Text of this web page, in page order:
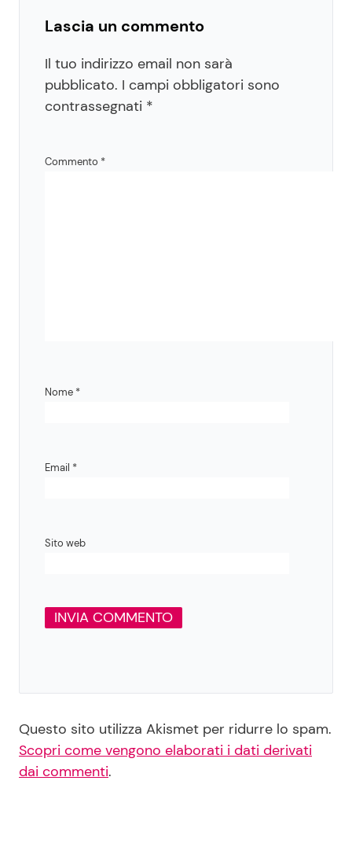
Lascia un commento
Il tuo indirizzo email non sarà
pubblicato. I campi obbligatori sono
contrassegnati *
Commento *
Nome *
Email *
Sito web
Questo sito utilizza Akismet per ridurre lo spam.
Scopri come vengono elaborati i dati derivati
dai commenti.